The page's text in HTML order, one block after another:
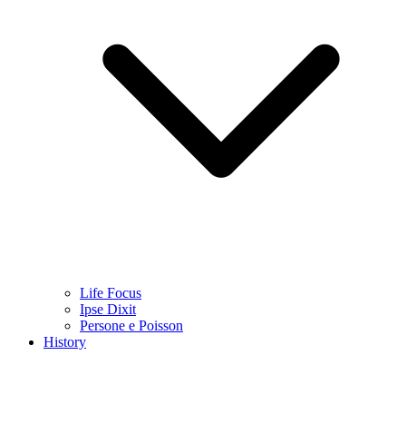
Life Focus
Ipse Dixit
Persone e Poisson
History